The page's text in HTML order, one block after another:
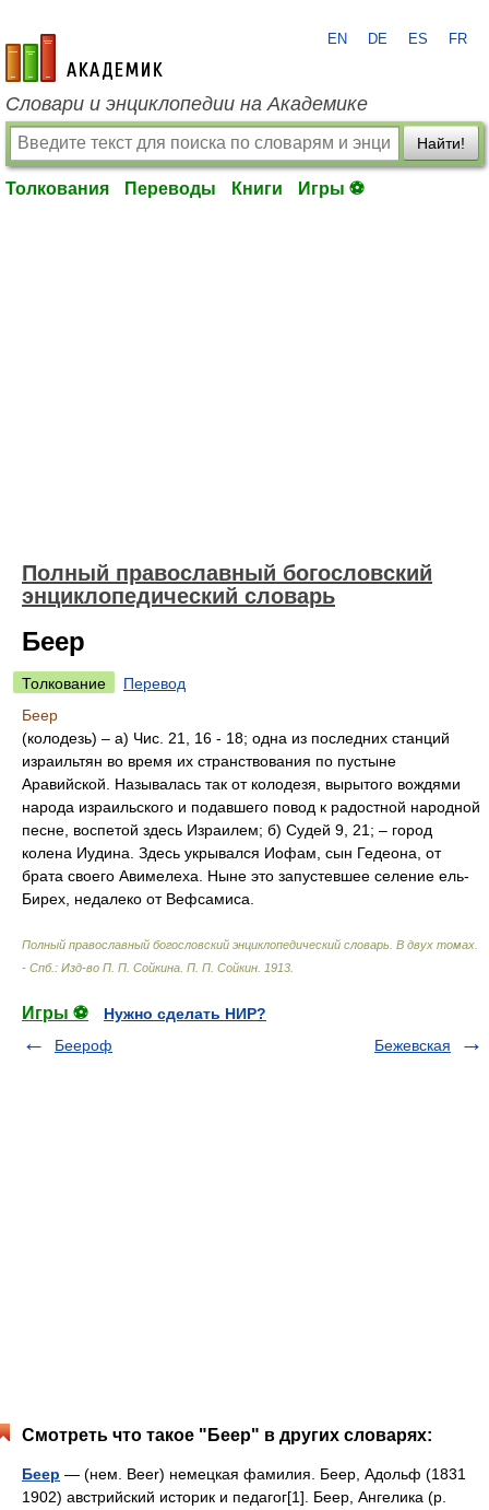
academic.ru
EN DE ES FR
Словари и энциклопедии на Академике
Найти!
Толкования Переводы Книги Игры ⚽
Полный православный богословский
энциклопедический словарь
Беер
Толкование
Перевод
Беер
(колодезь) – а) Чис. 21, 16 - 18; одна из последних станций
израильтян во время их странствования по пустыне
Аравийской. Называлась так от колодезя, вырытого вождями
народа израильского и подавшего повод к радостной народной
песне, воспетой здесь Израилем; б) Судей 9, 21; – город
колена Иудина. Здесь укрывался Иофам, сын Гедеона, от
брата своего Авимелеха. Ныне это запустевшее селение ель-
Бирех, недалеко от Вефсамиса.
Полный православный богословский энциклопедический словарь. В двух томах.
- Спб.: Изд-во П. П. Сойкина П. П. Сойкин 1913
Игры ⚽
Нужно сделать НИР?
Беероф
Бежевская
Смотреть что такое "Беер" в других словарях:
Беер — (нем. Beer) немецкая фамилия. Беер, Адольф (1831
1902) австрийский историк и педагог[1]. Беер, Ангелика (р.